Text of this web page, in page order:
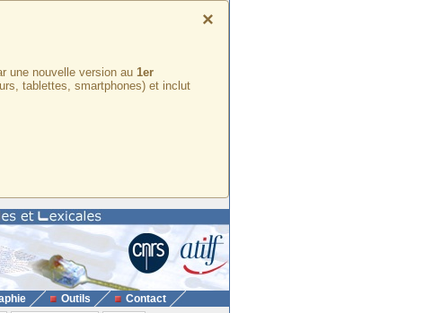
×
une nouvelle version au 1er
tablettes, smartphones) et inclut
Outils Contact